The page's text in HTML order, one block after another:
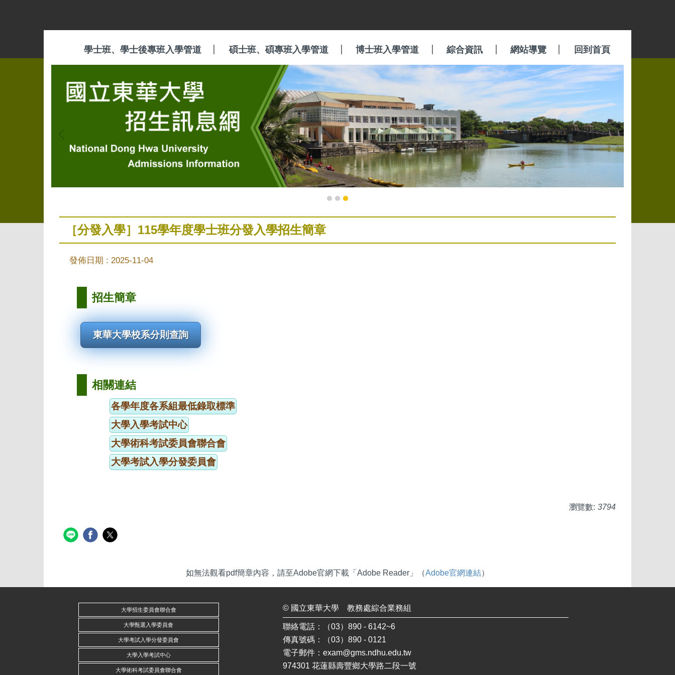
學士班、學士後專班入學管道 碩士班、碩專班入學管道 博士班入學管道 綜合資訊 網站導覽 回到首頁
［分發入學］115學年度學士班分發入學招生簡章
發佈日期 : 2025-11-04
招生簡章
東華大學校系分則查詢
相關連結
各學年度各系組最低錄取標準
大學入學考試中心
大學術科考試委員會聯合會
大學考試入學分發委員會
瀏覽數: 3794
如無法觀看pdf簡章內容，請至Adobe官網下載「Adobe Reader」（Adobe官網連結）
大學招生委員會聯合會
大學甄選入學委員會
大學考試入學分發委員會
大學入學考試中心
大學術科考試委員會聯合會
© 國立東華大學 教務處綜合業務組
聯絡電話：（03）890 - 6142~6
傳真號碼：（03）890 - 0121
電子郵件： exam@gms.ndhu.edu.tw
974301 花蓮縣壽豐鄉大學路二段一號